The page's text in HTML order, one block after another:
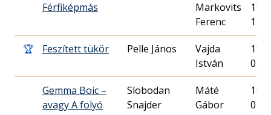
Férfiképmás
Markovits
Ferenc
14.
🏆 Feszített tükör Pelle János
Vajda
István
03.
Gemma Boic –
avagy A folyó
Slobodan
Snajder
Máté
Gábor
01.